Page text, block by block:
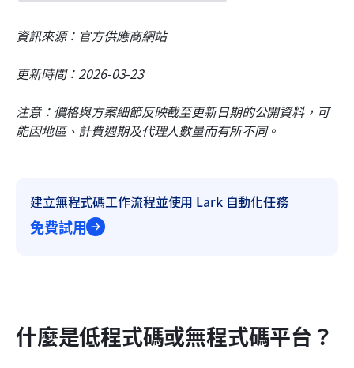
資訊來源：官方供應商網站
更新時間：2026-03-23
注意：價格與方案細節反映截至更新日期的公開資料，可
能因地區、計費週期及代理人數量而有所不同。
建立無程式碼工作流程並使用 Lark 自動化任務
免費試用
什麼是低程式碼或無程式碼平台？